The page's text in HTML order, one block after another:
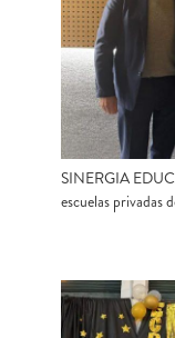
SINERGIA
escuelas privadas